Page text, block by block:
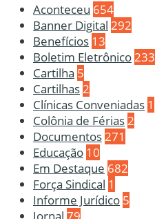
Aconteceu 654
Banner Digital 292
Benefícios 13
Boletim Eletrônico 233
Cartilha 5
Cartilhas 2
Clínicas Conveniadas 1
Colônia de Férias 2
Documentos 271
Educação 10
Em Destaque 682
Força Sindical 1
Informe Jurídico 5
Jornal 79